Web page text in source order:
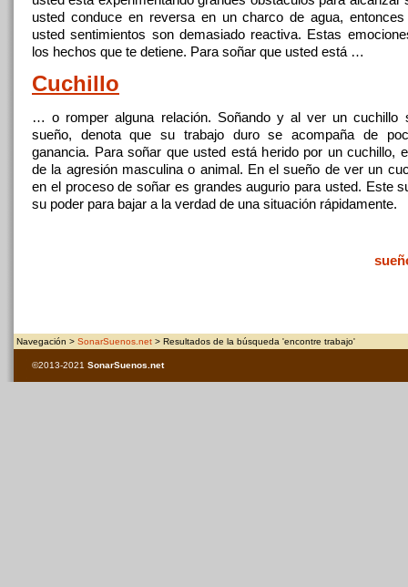
usted conduce en reversa en un charco de agua,
usted sentimientos son demasiado reactiva. Estas
los hechos que te detiene. Para soñar que usted está …
Cuchillo
… o romper alguna relación. Soñando y al ver un cuchillo
sueño, denota que su trabajoduro se acompaña de
ganancia. Para soñar que usted está herido por un cuchillo,
de la agresión masculina o animal. En el sueño de ver un
en el proceso de soñar es grandes augurio para usted. Este
su poder para bajar a la verdad de una situación rápidamente.
Navegación > SonarSuenos.net > Resultados de la búsqueda 'encontre trabajo'
©2013-2021 SonarSuenos .net